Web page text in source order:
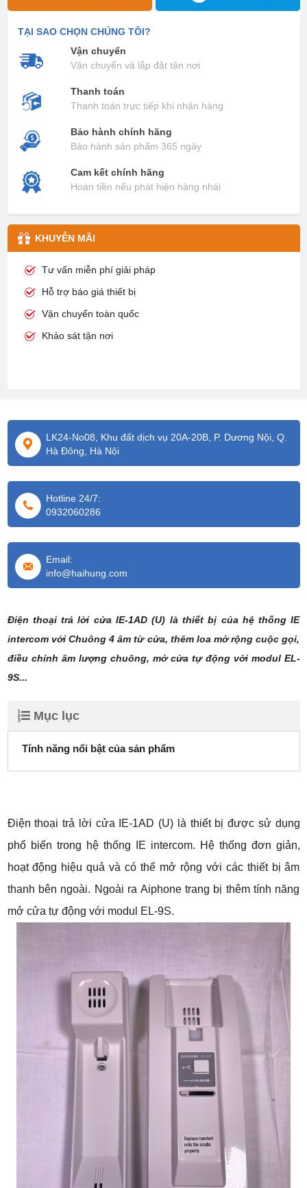
TẠI SAO CHỌN CHÚNG TÔI?
Vận chuyển
Vận chuyển và lắp đặt tận nơi
Thanh toán
Thanh toán trực tiếp khi nhận hàng
Bảo hành chính hãng
Bảo hành sản phẩm 365 ngày
Cam kết chính hãng
Hoàn tiền nếu phát hiện hàng nhái
KHUYỄN MÃI
Tư vấn miễn phí giải pháp
Hỗ trợ báo giá thiết bị
Vận chuyển toàn quốc
Khảo sát tận nơi
LK24-No08, Khu đất dịch vụ 20A-20B, P. Dương Nội, Q.
Hà Đông, Hà Nội
Hotline 24/7:
0932060286
Email:
info@haihung.com
Điện thoại trả lời cửa IE-1AD (U) là thiết bị của hệ thống IE
intercom với Chuông 4 âm từ cửa, thêm loa mở rộng cuộc gọi,
điều chỉnh âm lượng chuông, mở cửa tự động với modul EL-
9S...
Mục lục
Tính năng nổi bật của sản phẩm
Điện thoại trả lời cửa IE-1AD (U) là thiết bị được sử dụng
phổ biến trong hệ thống IE intercom. Hệ thống đơn giản,
hoạt động hiệu quả và có thể mở rộng với các thiết bị âm
thanh bên ngoài. Ngoài ra Aiphone trang bị thêm tính năng
mở cửa tự động với modul EL-9S.